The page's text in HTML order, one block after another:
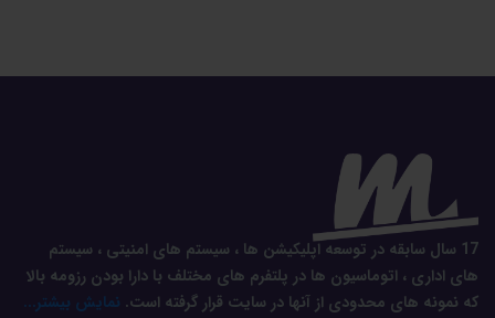
17 سال سابقه در توسعه اپلیکیشن ها ، سیستم های امنیتی ، سیستم
های اداری ، اتوماسیون ها در پلتفرم های مختلف با دارا بودن رزومه بالا
که نمونه های محدودی از آنها در سایت قرار گرفته است. نمایش بیشتر...